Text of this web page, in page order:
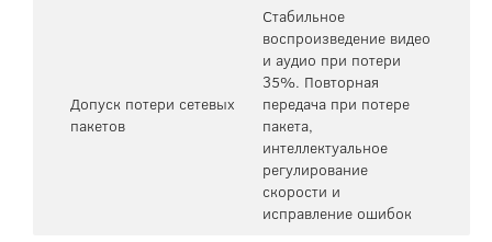
Допуск потери сетевых
пакетов
Стабильное
воспроизведение видео
и аудио при потери
35%. Повторная
передача при потере
пакета,
интеллектуальное
регулирование
скорости и
исправление ошибок